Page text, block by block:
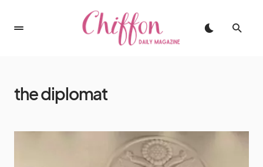
the diplomat